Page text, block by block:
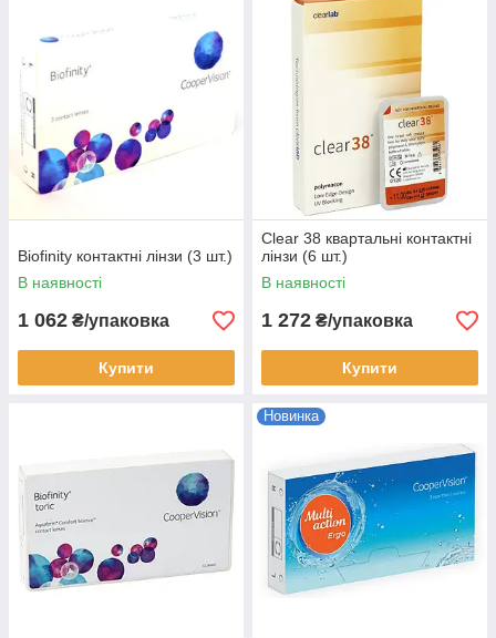
Biofinity контактні лінзи (3 шт.)
В наявності
1 062 ₴/упаковка
Купити
Clear 38 квартальні контактні
лінзи (6 шт.)
В наявності
1 272 ₴/упаковка
Купити
Новинка